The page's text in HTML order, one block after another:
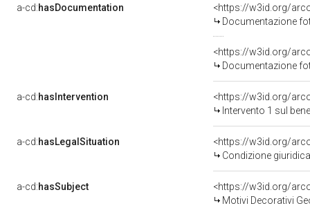
a-cd:hasDocumentation
Documentazione
Documentazione
a-cd:hasIntervention
<https://w3id.org/
Intervento 1 sul
a-cd:hasLegalSituation
Condizione
a-cd:hasSubject
<https://w3id.org/
Motivi Decorativi